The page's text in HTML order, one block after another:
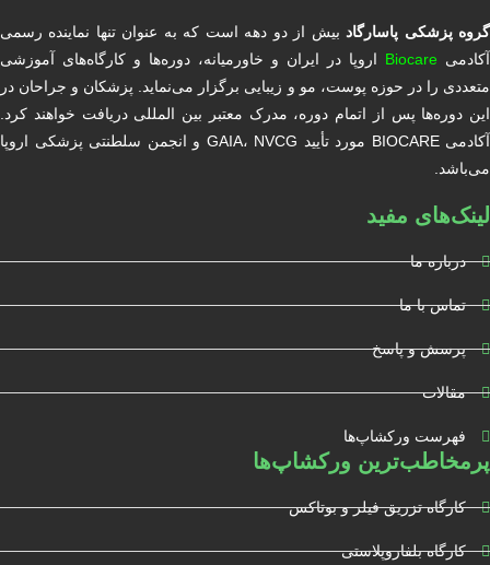
گروه پزشکی پاسارگادبیش از دو دهه است که به عنوان تنها نماینده رسمی
آکادمی Biocare اروپا در ایران و خاورمیانه، دوره‌ها و کارگاه‌های آموزشی
متعددی را در حوزه پوست، مو و زیبایی برگزار می‌نماید. پزشکان و جراحان در
این دوره‌ها پس از اتمام دوره، مدرک معتبر بین المللی دریافت خواهند کرد.
آکادمی BIOCARE مورد تأیید GAIA، NVCG و انجمن سلطنتی پزشکی اروپا
می‌باشد.
لینک‌های مفید
درباره ما
تماس با ما
پرسش و پاسخ
مقالات
فهرست ورکشاپ‌ها
پرمخاطب‌ترین ورکشاپ‌ها
کارگاه تزریق فیلر و بوتاکس
کارگاه بلفاروپلاستی